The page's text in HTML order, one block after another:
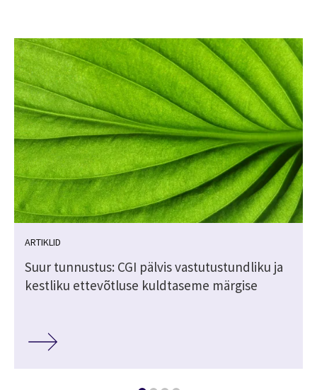
ARTIKLID
Suur tunnustus: CGI pälvis vastutustundliku ja
kestliku ettevõtluse kuldtaseme märgise